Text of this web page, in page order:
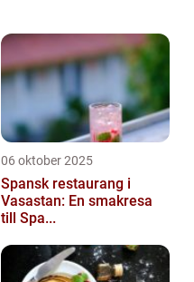
06 oktober 2025
Spansk restaurang i
Vasastan: En smakresa
till Spa...